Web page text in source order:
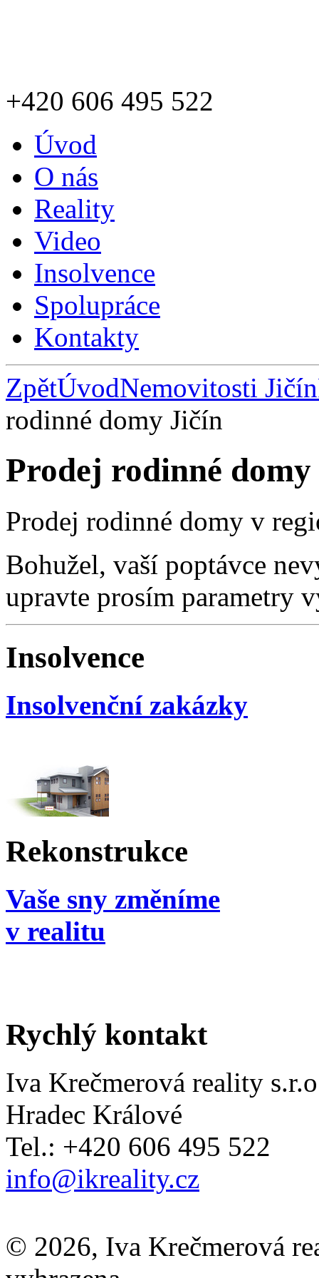
+420 606 495 522
Úvod
O nás
Reality
Video
Insolvence
Spolupráce
Kontakty
ZpětÚvodNemovitosti Jičín
rodinné domy Jičín
Prodej rodinné
Prodej rodinné domy v
Bohužel, vaší poptávce
upravte prosím parametry
Insolvence
Insolvenční zakázky
Rekonstrukce
Vaše sny změníme
v realitu
Rychlý kontakt
Iva Krečmerová reality
Hradec Králové
Tel.: +420 606 495 522
info@ikreality.cz
© 2026, Iva Krečmerová